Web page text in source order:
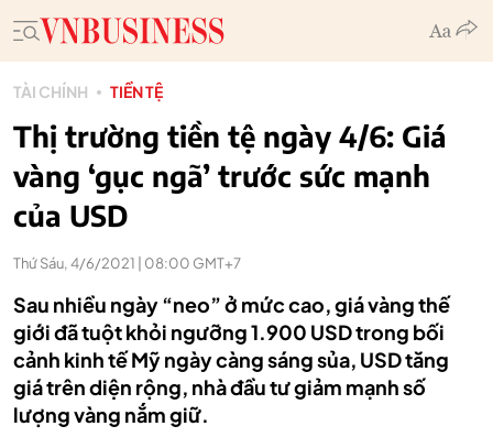
TÀI CHÍNH TIỀN TỆ
Thị trường tiền tệ ngày 4/6: Giá
vàng ‘gục ngã’ trước sức mạnh
của USD
Thứ Sáu, 4/6/2021 | 08:00 GMT+7
Sau nhiều ngày “neo” ở mức cao, giá vàng thế
giới đã tuột khỏi ngưỡng 1.900 USD trong bối
cảnh kinh tế Mỹ ngày càng sáng sủa, USD tăng
giá trên diện rộng, nhà đầu tư giảm mạnh số
lượng vàng nắm giữ.